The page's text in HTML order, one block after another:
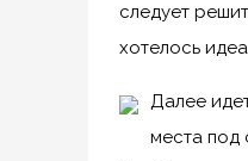
следует
хотелось
Далее
места под